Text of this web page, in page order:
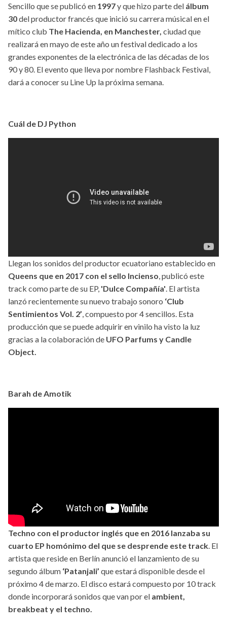
Sencillo que se publicó en 1997y que hizo parte del álbum
30del productor francés que inició su carrera músical en el
mítico club The Hacienda, en Manchester, ciudad que
realizará en mayo de este año un festival dedicado a los
grandes exponentes de la electrónica de las décadas de los
90 y 80. El evento que lleva por nombre Flashback Festival,
dará a conocer su Line Up la próxima semana.
Cuál de DJ Python
Llegan los sonidos del productor ecuatoriano establecido en
Queens que en 2017 con el sello Incienso, publicó este
track como parte de su EP, 'Dulce Compañía'. El artista
lanzó recientemente su nuevo trabajo sonoro ‘Club
Sentimientos Vol. 2’, compuesto por 4 sencillos. Esta
producción que se puede adquirir en vinilo ha visto la luz
gracias a la colaboración de UFO Parfums y Candle
Object.
Barah de Amotik
Techno con el productor inglés que en 2016 lanzaba su
cuarto EP homónimo del que se desprende este track. El
artista que reside en Berlín anunció el lanzamiento de su
segundo álbum ‘Patanjali’ que estará disponible desde el
próximo 4 de marzo. El disco estará compuesto por 10 track
donde incorporará sonidos que van por el ambient,
breakbeat y el techno.